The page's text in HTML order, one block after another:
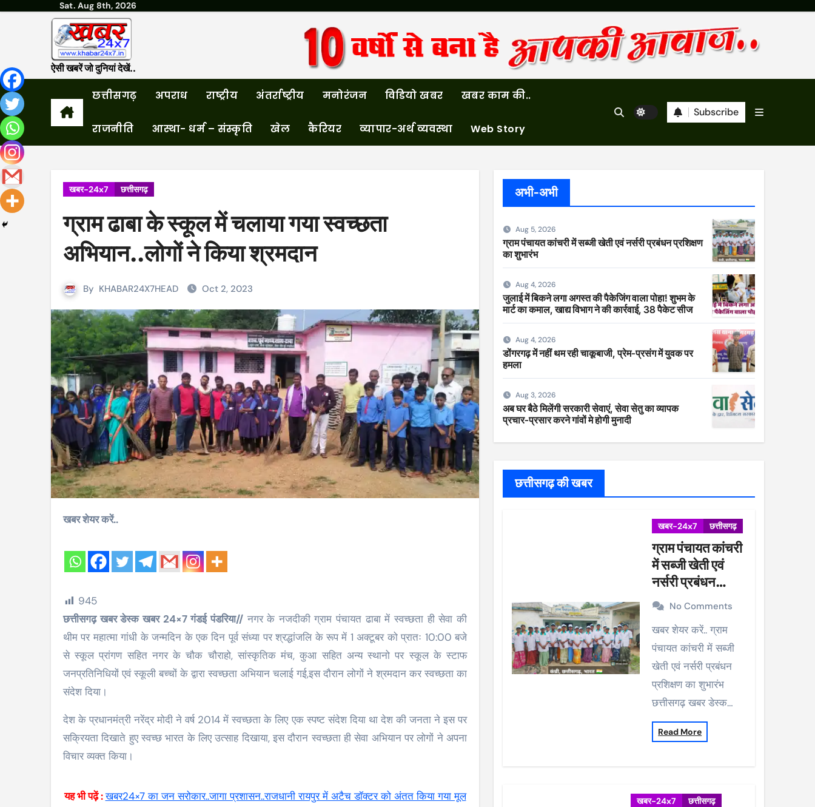
Sat. Aug 8th, 2026
ऐसी खबरें जो दुनियां देखें..
छत्तीसगढ़ अपराध राष्ट्रीय अंतर्राष्ट्रीय मनोरंजन विडियो खबर खबर काम की..
राजनीति आस्था- धर्म – संस्कृति खेल कैरियर व्यापार-अर्थ व्यवस्था Web Story
Subscribe
खबर-24x7 छत्तीसगढ़
ग्राम ढाबा के स्कूल में चलाया गया स्वच्छता
अभियान..लोगों ने किया श्रमदान
By KHABAR24X7HEAD Oct 2, 2023
खबर शेयर करें..
945
छत्तीसगढ़ खबर डेस्क खबर 24×7 गंडई पंडरिया//नगर के नजदीकी ग्राम पंचायत ढाबा में स्वच्छता ही सेवा की
थीम पर महात्मा गांधी के जन्मदिन के एक दिन पूर्व संध्या पर श्रद्धांजलि के रूप में 1 अक्टूबर को प्रातः 10:00 बजे
से स्कूल प्रांगण सहित नगर के चौक चौराहो, सांस्कृतिक मंच, कुआ सहित अन्य स्थानो पर स्कूल के स्टाफ
जनप्रतिनिधियों एवं स्कूली बच्चों के द्वारा स्वच्छता अभियान चलाई गई,इस दौरान लोगों ने श्रमदान कर स्वच्छता का
संदेश दिया।
देश के प्रधानमंत्री नरेंद्र मोदी ने वर्ष 2014 में स्वच्छता के लिए एक स्पष्ट संदेश दिया था देश की जनता ने इस पर
सक्रियता दिखाते हुए स्वच्छ भारत के लिए उत्साह दिखाया, इस दौरान स्वच्छता ही सेवा अभियान पर लोगों ने अपना
विचार व्यक्त किया।
यह भी पढ़ें :खबर24×7 का जन सरोकार..जागा प्रशासन..राजधानी रायपुर में अटैच डॉक्टर को अंतत किया गया मूल
अभी-अभी
Aug 5, 2026
ग्राम पंचायत कांचरी में सब्जी खेती एवं नर्सरी प्रबंधन प्रशिक्षण
का शुभारंभ
Aug 4, 2026
जुलाई में बिकने लगा अगस्त की पैकेजिंग वाला पोहा! शुभम के
मार्ट का कमाल, खाद्य विभाग ने की कार्रवाई, 38 पैकेट सीज
Aug 4, 2026
डोंगरगढ़ में नहीं थम रही चाकूबाजी, प्रेम-प्रसंग में युवक पर
हमला
Aug 3, 2026
अब घर बैठे मिलेंगी सरकारी सेवाएं, सेवा सेतु का व्यापक
प्रचार-प्रसार करने गांवों मे होगी मुनादी
छत्तीसगढ़ की खबर
खबर-24x7 छत्तीसगढ़
ग्राम पंचायत कांचरी
में सब्जी खेती एवं
नर्सरी प्रबंधन
प्रशिक्षण का शुभारंभ
No Comments
खबर शेयर करें.. ग्राम
पंचायत कांचरी में सब्जी
खेती एवं नर्सरी प्रबंधन
प्रशिक्षण का शुभारंभ
छत्तीसगढ़ खबर डेस्क…
Read More
खबर-24x7 छत्तीसगढ़